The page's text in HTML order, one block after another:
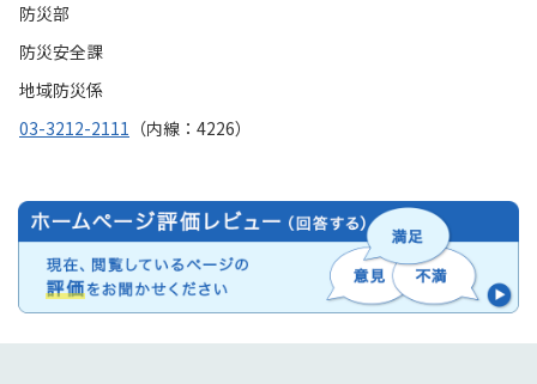
防災部
防災安全課
地域防災係
03-3212-2111 （内線：4226）